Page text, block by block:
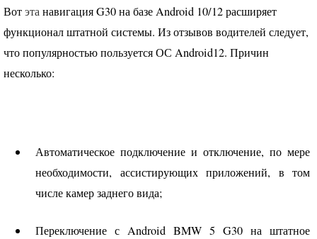
Вотэтанавигация G30 на базе Android 10/12 расширяет
функционал штатной системы. Из отзывов водителей следует,
что популярностью пользуется ОС Android12. Причин
несколько:
Автоматическое подключение и отключение, по мере
необходимости, ассистирующих приложений, в том
числе камер заднего вида;
Переключение с Android BMW 5 G30 на штатное